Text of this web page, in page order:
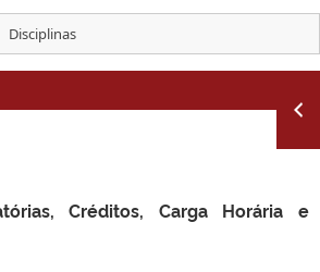
Disciplinas
Créditos, Carga Horária e